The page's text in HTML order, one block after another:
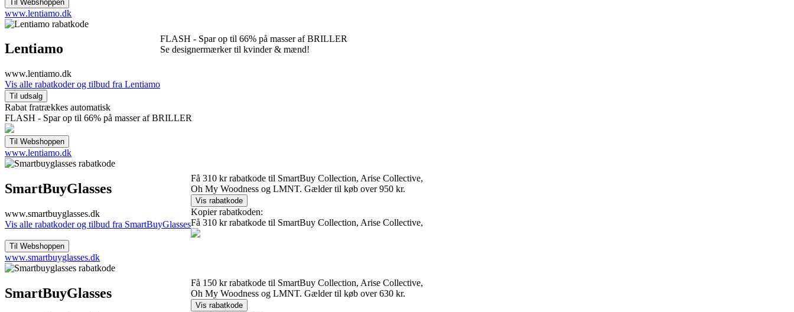
www.lentiamo.dk
Lentiamo
www.lentiamo.dk
Vis alle rabatkoder og tilbud fra Lentiamo
FLASH - Spar op til 66% på masser af BRILLER
Se designermærker til kvinder & mænd!
Rabat fratrækkes automatisk
FLASH - Spar op til 66% på masser af BRILLER
www.lentiamo.dk
SmartBuyGlasses
www.smartbuyglasses.dk
Vis alle rabatkoder og tilbud fra SmartBuyGlasses
Få 310 kr rabatkode til SmartBuy Collection, Arise Collective,
Oh My Woodness og LMNT. Gælder til køb over 950 kr.
Kopier rabatkoden:
Få 310 kr rabatkode til SmartBuy Collection, Arise Collective,
www.smartbuyglasses.dk
SmartBuyGlasses
Få 150 kr rabatkode til SmartBuy Collection, Arise Collective,
Oh My Woodness og LMNT. Gælder til køb over 630 kr.